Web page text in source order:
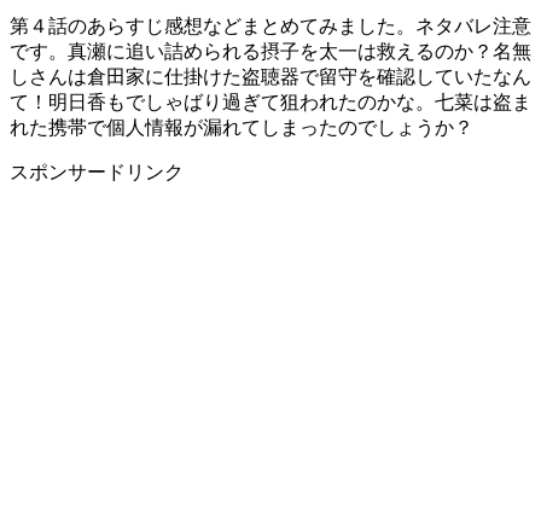
第４話のあらすじ感想などまとめてみました。ネタバレ注意
です。真瀬に追い詰められる摂子を太一は救えるのか？名無
しさんは倉田家に仕掛けた盗聴器で留守を確認していたなん
て！明日香もでしゃばり過ぎて狙われたのかな。七菜は盗ま
れた携帯で個人情報が漏れてしまったのでしょうか？
スポンサードリンク